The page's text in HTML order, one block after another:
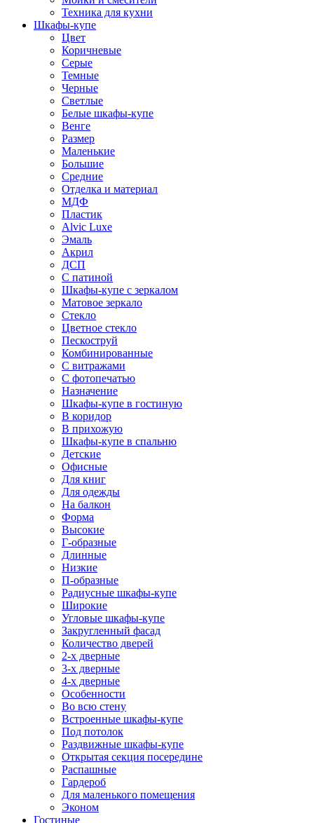
Техника для кухни
Шкафы-купе
Цвет
Коричневые
Серые
Темные
Черные
Светлые
Белые шкафы-купе
Венге
Размер
Маленькие
Большие
Средние
Отделка и материал
МДФ
Пластик
Alvic Luxe
Эмаль
Акрил
ДСП
С патиной
Шкафы-купе с зеркалом
Матовое зеркало
Стекло
Цветное стекло
Пескоструй
Комбинированные
С витражами
С фотопечатью
Назначение
Шкафы-купе в гостиную
В коридор
В прихожую
Шкафы-купе в спальню
Детские
Офисные
Для книг
Для одежды
На балкон
Форма
Высокие
Г-образные
Длинные
Низкие
П-образные
Радиусные шкафы-купе
Широкие
Угловые шкафы-купе
Закругленный фасад
Количество дверей
2-х дверные
3-х дверные
4-х дверные
Особенности
Во всю стену
Встроенные шкафы-купе
Под потолок
Раздвижные шкафы-купе
Открытая секция посередине
Распашные
Гардероб
Для маленького помещения
Эконом
Гостиные